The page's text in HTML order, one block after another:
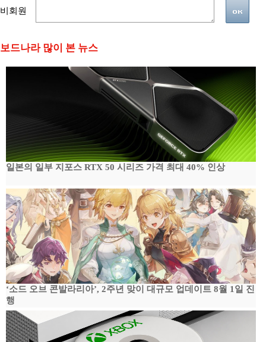
비회원
보드나라 많이 본 뉴스
일본의 일부 지포스 RTX 50 시리즈 가격 최대 40% 인상
‘소드 오브 콘발라리아’, 2주년 맞이 대규모 업데이트 8월 1일 진
행